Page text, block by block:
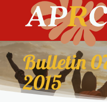
Bulletin
2015